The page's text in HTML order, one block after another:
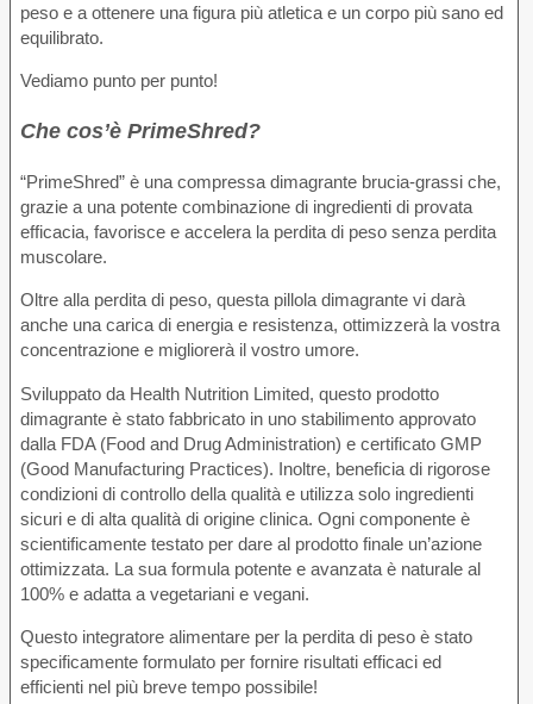
peso e a ottenere una figura più atletica e un corpo più sano ed
equilibrato.
Vediamo punto per punto!
Che cos’è PrimeShred?
“PrimeShred” è una compressa dimagrante brucia-grassi che,
grazie a una potente combinazione di ingredienti di provata
efficacia, favorisce e accelera la perdita di peso senza perdita
muscolare.
Oltre alla perdita di peso, questa pillola dimagrante vi darà
anche una carica di energia e resistenza, ottimizzerà la vostra
concentrazione e migliorerà il vostro umore.
Sviluppato da Health Nutrition Limited, questo prodotto
dimagrante è stato fabbricato in uno stabilimento approvato
dalla FDA (Food and Drug Administration) e certificato GMP
(Good Manufacturing Practices). Inoltre, beneficia di rigorose
condizioni di controllo della qualità e utilizza solo ingredienti
sicuri e di alta qualità di origine clinica. Ogni componente è
scientificamente testato per dare al prodotto finale un’azione
ottimizzata. La sua formula potente e avanzata è naturale al
100% e adatta a vegetariani e vegani.
Questo integratore alimentare per la perdita di peso è stato
specificamente formulato per fornire risultati efficaci ed
efficienti nel più breve tempo possibile!